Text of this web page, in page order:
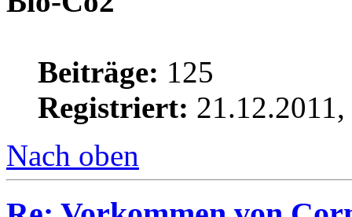
Beiträge: 125
Registriert:
Nach oben